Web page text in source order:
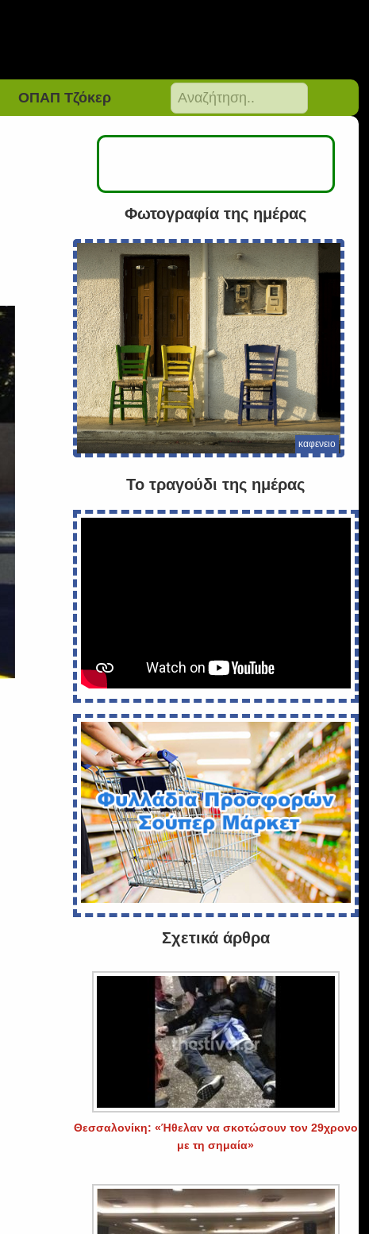
ΟΠΑΠ Τζόκερ
Φωτογραφία της ημέρας
καφενειο
Το τραγούδι της ημέρας
Σχετικά άρθρα
Θεσσαλονίκη: «Ήθελαν να σκοτώσουν τον 29χρονο
με τη σημαία»